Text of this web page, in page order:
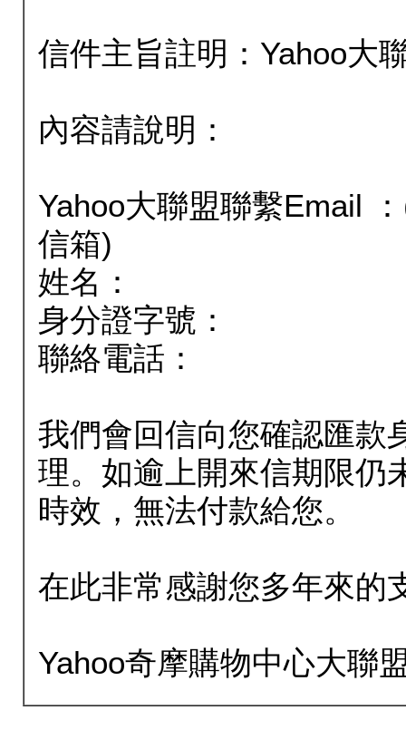
信件主旨註明：Yahoo大
內容請說明：
Yahoo大聯盟聯繫Email
信箱)
姓名：
身分證字號：
聯絡電話：
我們會回信向您確認匯款
理。如逾上開來信期限仍
時效，無法付款給您。
在此非常感謝您多年來的
Yahoo奇摩購物中心大